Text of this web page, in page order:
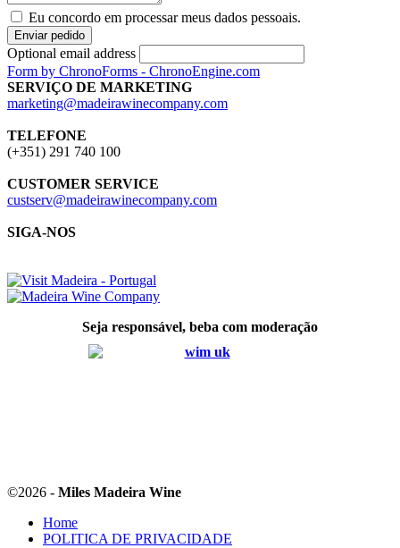
Eu concordo em processar meus dados pessoais.
Enviar pedido
Optional email address
Form by ChronoForms - ChronoEngine.com
SERVIÇO DE MARKETING
marketing@madeirawinecompany.com
TELEFONE
(+351) 291 740 100
CUSTOMER SERVICE
custserv@madeirawinecompany.com
SIGA-NOS
Seja responsável, beba com moderação
©2026 - Miles Madeira Wine
Home
POLITICA DE PRIVACIDADE